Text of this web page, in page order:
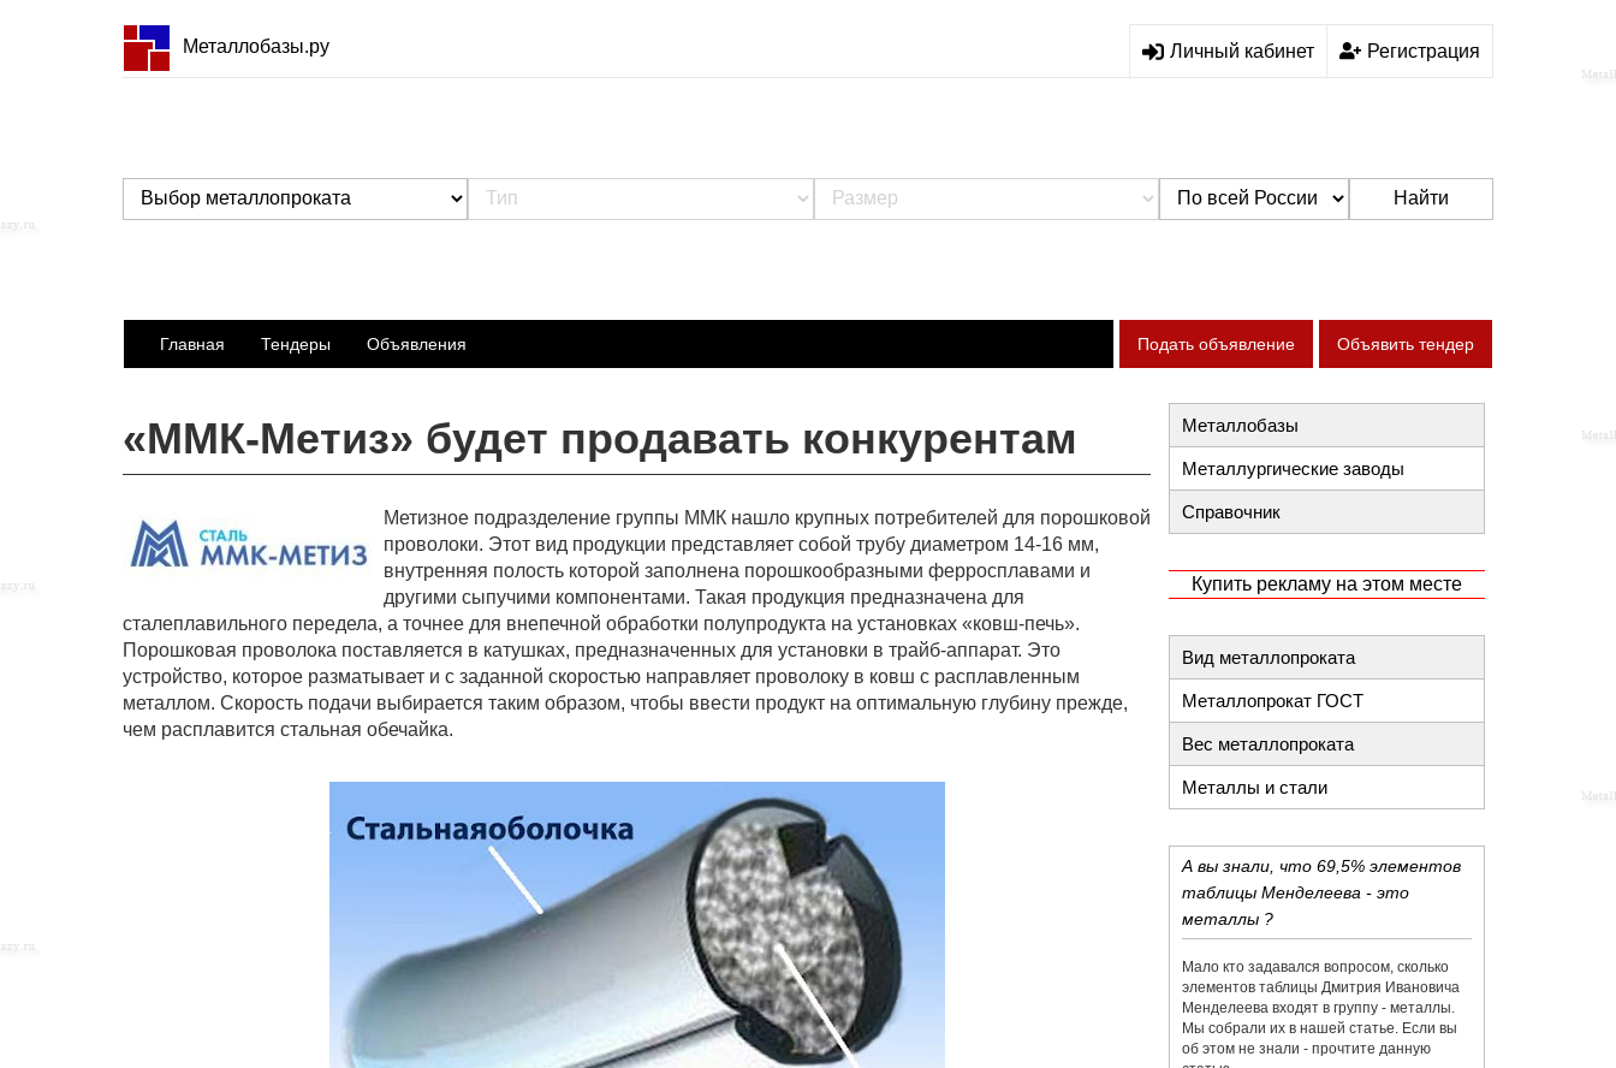
Металлобазы.ру Личный кабинет Регистрация
Найти
Главная Тендеры Объявления Подать объявление Объявить тендер
«ММК-Метиз» будет продавать конкурентам
Метизное подразделение группы ММК нашло крупных потребителей для порошковой
проволоки. Этот вид продукции представляет собой трубу диаметром 14-16 мм,
внутренняя полость которой заполнена порошкообразными ферросплавами и
другими сыпучими компонентами. Такая продукция предназначена для
сталеплавильного передела, а точнее для внепечной обработки полупродукта на установках «ковш-печь».
Порошковая проволока поставляется в катушках, предназначенных для установки в трайб-аппарат. Это
устройство, которое разматывает и с заданной скоростью направляет проволоку в ковш с расплавленным
металлом. Скорость подачи выбирается таким образом, чтобы ввести продукт на оптимальную глубину прежде,
чем расплавится стальная обечайка.
Металлобазы
Металлургические заводы
Справочник
Купить рекламу на этом месте
Вид металлопроката
Металлопрокат ГОСТ
Вес металлопроката
Металлы и стали
А вы знали, что 69,5% элементов
таблицы Менделеева - это
металлы ?
Мало кто задавался вопросом, сколько
элементов таблицы Дмитрия Ивановича
Менделеева входят в группу - металлы.
Мы собрали их в нашей статье. Если вы
об этом не знали - прочтите данную